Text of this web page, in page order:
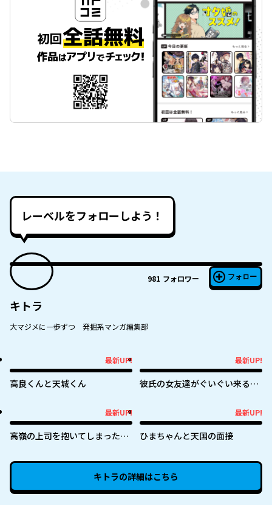
レーベルをフォローしよう！
981 フォロワー フォロー
キトラ
大マジメに一歩ずつ 発掘系マンガ編集部
最新UP!
高良くんと天城くん
最新UP!
彼氏の女友達がぐいぐい来る
最新UP!
高嶺の上司を抱いてしまった部
最新UP!
ひまちゃんと天国の面接
キトラの詳細はこちら